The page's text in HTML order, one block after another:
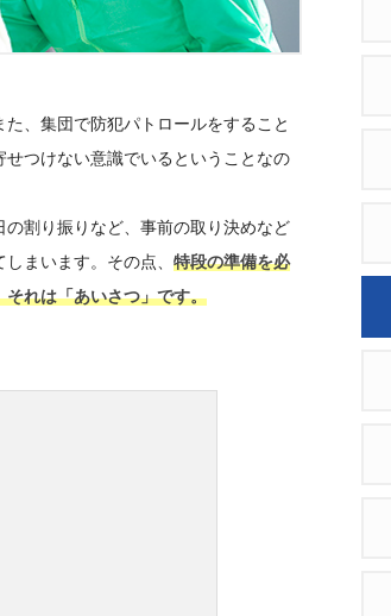
、集団で防犯パトロールをすること
つけない意識でいるということなの
割り振りなど、事前の取り決めなど
まいます。その点、 特段の準備を必
れは「あいさつ」です。